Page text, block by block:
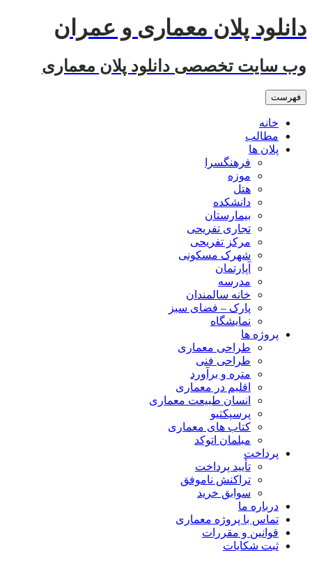
رفتن
به
دانلود پلان معماری و عمران
وب سایت تخصصی دانلود پلان معماری
فهرست
خانه
مطالب
پلان ها
فرهنگسرا
موزه
هتل
دانشکده
بیمارستان
تجاری تفریحی
مرکز تفریحی
شهرک مسکونی
آپارتمان
مدرسه
خانه سالمندان
پارک – فضای سبز
نمایشگاه
پروژه ها
طراحی معماری
طراحی فنی
متره و برآورد
اقلیم در معماری
انسان طبیعت معماری
پرسپکتیو
کتاب های معماری
مبلمان اتوکد
پرداخت
تأیید پرداخت
تراکنش ناموفق
سوابق خرید
درباره ما
تماس با پروژه معماری
قوانین و مقررات
ثبت شکایات